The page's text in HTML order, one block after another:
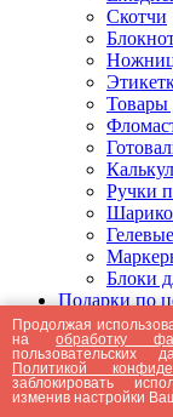
Скотчи
Товары
Ручки
Блоки
Подарки по
Продолжая
наобработку
Политикой
заблокировать
изменив настройки